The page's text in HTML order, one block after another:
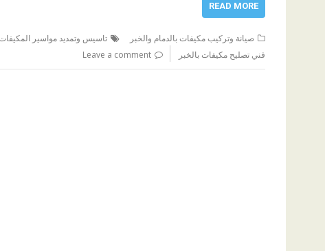
READ MORE
صيانة وتركيب مكيفات بالدمام والخبر تاسيس وتمديد مواسير المكيفات
فني تصليح مكيفات بالخبر Leave a comment